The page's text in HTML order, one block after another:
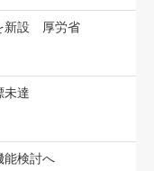
新設 厚労省
未達
能検討へ